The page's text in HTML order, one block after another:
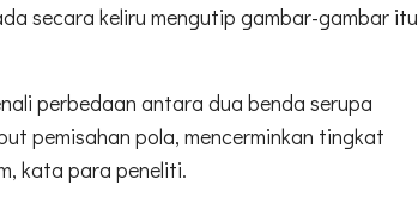
secara keliru mengutip gambar-gambar itu
perbedaan antara dua benda serupa
pemisahan pola, mencerminkan tingkat
kata para peneliti.